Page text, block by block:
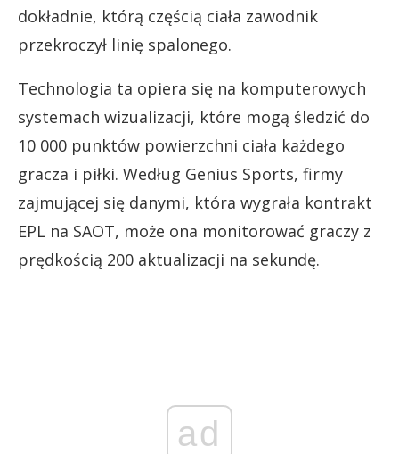
dokładnie, którą częścią ciała zawodnik
przekroczył linię spalonego.
Technologia ta opiera się na komputerowych
systemach wizualizacji, które mogą śledzić do
10 000 punktów powierzchni ciała każdego
gracza i piłki. Według Genius Sports, firmy
zajmującej się danymi, która wygrała kontrakt
EPL na SAOT, może ona monitorować graczy z
prędkością 200 aktualizacji na sekundę.
ad